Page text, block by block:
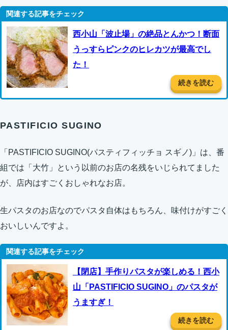
西小山「波止場」の絶品とんかつ！断面
うっすらピンクのヒレカツが最高でし
た！
続きを読む
PASTIFICIO SUGINO
「PASTIFICIO SUGINO(パスティフィッチョ スギノ)」は、番
組では「大竹」という以前のお店の名残をいじられてました
が、店内はすごくおしゃれなお店。
生パスタのお店なのでパスタ自体はもちろん、味付けがすごく
おいしいんですよ。
【閉店】手作りパスタが楽しめる！西小
山「PASTIFICIO SUGINO」のパスタが
うますぎ！
続きを読む